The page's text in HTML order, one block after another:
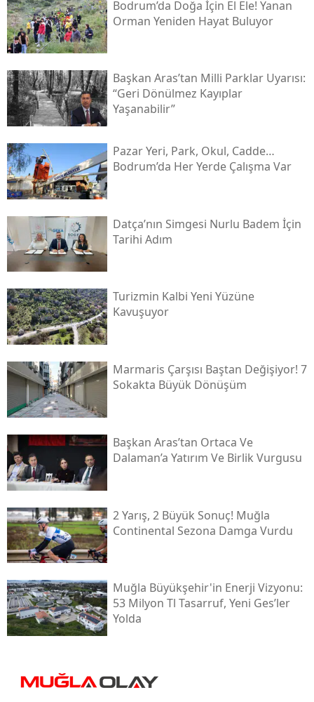
Bodrum’da Doğa İçin El Ele! Yanan
Orman Yeniden Hayat Buluyor
Başkan Aras’tan Milli Parklar Uyarısı:
“geri Dönülmez Kayıplar
Yaşanabilir”
Pazar Yeri, Park, Okul, Cadde…
Bodrum’da Her Yerde Çalışma Var
Datça’nın Simgesi Nurlu Badem İçin
Tarihi Adım
Turizmin Kalbi Yeni Yüzüne
Kavuşuyor
Marmaris Çarşısı Baştan Değişiyor! 7
Sokakta Büyük Dönüşüm
Başkan Aras’tan Ortaca Ve
Dalaman’a Yatırım Ve Birlik Vurgusu
2 Yarış, 2 Büyük Sonuç! Muğla
Continental Sezona Damga Vurdu
Muğla Büyükşehir'in Enerji Vizyonu:
53 Milyon Tl Tasarruf, Yeni Ges’ler
Yolda